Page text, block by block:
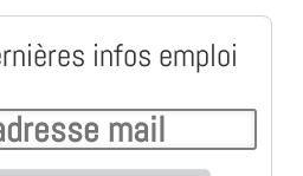
infos emploi